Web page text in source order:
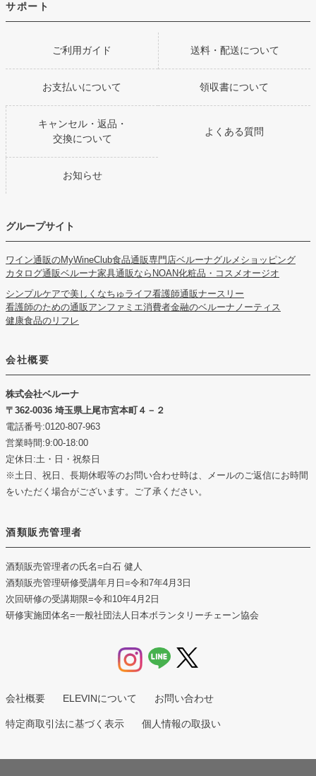
サポート
ご利用ガイド 送料・配送について
お支払いについて 領収書について
キャンセル・返品・
交換について
よくある質問
お知らせ
グループサイト
ワイン通販のMyWineClub食品通販専門店ベルーナグルメショッピング
カタログ通販ベルーナ家具通販ならNOAN化粧品・コスメオージオ
シンプルケアで美しくなちゅライフ看護師通販ナースリー
看護師のための通販アンファミエ消費者金融のベルーナノーティス
健康食品のリフレ
会社概要
株式会社ベルーナ
362-0036 埼玉県上尾市宮本町４－２
電話番号:0120-807-963
営業時間:9:00-18:00
定休日:土・日・祝祭日
※土日、祝日、長期休暇等のお問い合わせ時は、メールのご返信にお時間
をいただく場合がございます。ご了承ください。
酒類販売管理者
酒類販売管理者の氏名=白石 健人
酒類販売管理研修受講年月日 =令和7年4月3日
次回研修の受講期限=令和10年4月2日
研修実施団体名=一般社団法人日本ボランタリーチェーン協会
会社概要 ELEVINについて お問い合わせ
特定商取引法に基づく表示 個人情報の取扱い